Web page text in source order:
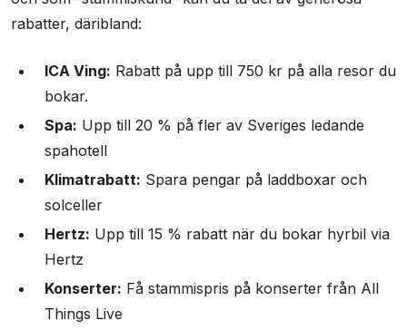
rabatter, däribland:
ICA Ving: Rabatt på upp till 750 kr på alla resor du
bokar.
Spa: Upp till 20 % på fler av Sveriges ledande
spahotell
Klimatrabatt: Spara pengar på laddboxar och
solceller
Hertz: Upp till 15 % rabatt när du bokar hyrbil via
Hertz
Konserter: Få stammispris på konserter från All
Things Live